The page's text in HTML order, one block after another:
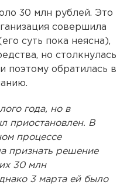
30 млн рублей. Это
совершила
суть пока неясна),
но столкнулась
поэтому обратилась в
года, но в
приостановлен. В
процессе
признать решение
30 млн
3 марта ей было